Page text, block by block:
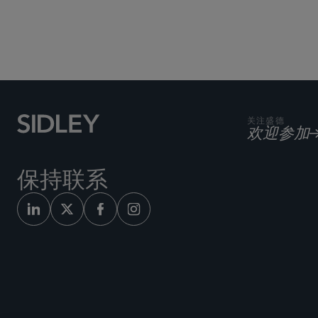
保持联系
关注盛德
欢迎参加